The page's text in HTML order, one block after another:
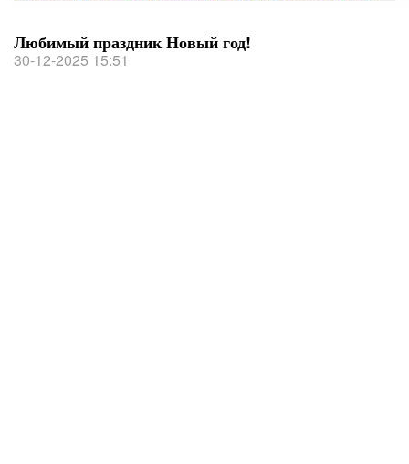
Любимый праздник Новый год!
30-12-2025 15:51